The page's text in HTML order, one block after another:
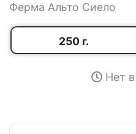
Ферма Альто Сиело
250 г.
Нет